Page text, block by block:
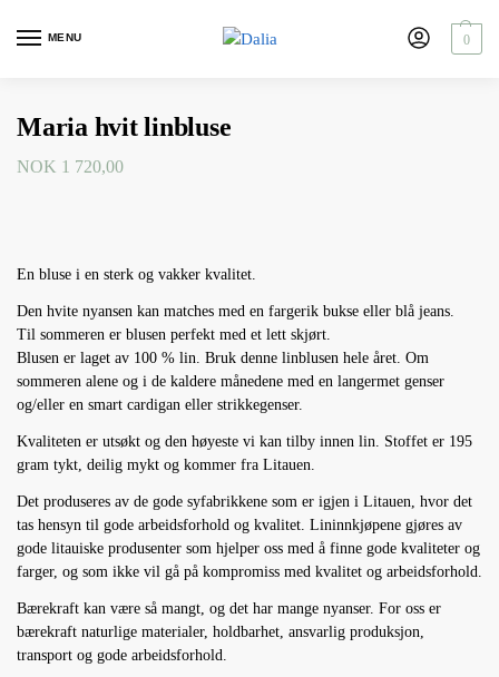
MENU 0
Maria hvit linbluse
NOK 1 720,00
En bluse i en sterk og vakker kvalitet.
Den hvite nyansen kan matches med en fargerik bukse eller blå jeans.
Til sommeren er blusen perfekt med et lett skjørt.
Blusen er laget av 100 % lin. Bruk denne linblusen hele året. Om
sommeren alene og i de kaldere månedene med en langermet genser
og/eller en smart cardigan eller strikkegenser.
Kvaliteten er utsøkt og den høyeste vi kan tilby innen lin. Stoffet er 195
gram tykt, deilig mykt og kommer fra Litauen.
Det produseres av de gode syfabrikkene som er igjen i Litauen, hvor det
tas hensyn til gode arbeidsforhold og kvalitet. Lininnkjøpene gjøres av
gode litauiske produsenter som hjelper oss med å finne gode kvaliteter og
farger, og som ikke vil gå på kompromiss med kvalitet og arbeidsforhold.
Bærekraft kan være så mangt, og det har mange nyanser. For oss er
bærekraft naturlige materialer, holdbarhet, ansvarlig produksjon,
transport og gode arbeidsforhold.